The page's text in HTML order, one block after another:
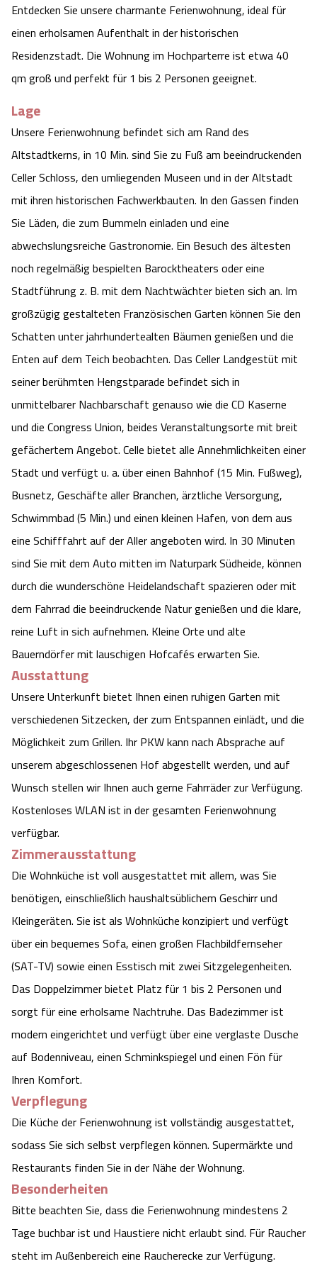
Camping
Urlaub auf dem Bauernhof
Last Minute
Anreise
Kataloge
Shop
Angebote
Kontakt
Reiten
Kutschen
Tiere
HeideSpezialitäten
Unterkünfte
Naturhotels
Urlaub auf dem Bauernhof
Landschaftsführungen
Veranstaltungen
Wildpark Schwarze Berge
Snow World Bispingen
Ralf Schumacher Kart & Bowl
Das verrückte Haus
Battle Kart Bispingen
Adventure District Bispingen
Unterkünfte
Ausflugsziele
Shopping Celle
Kulinarisches Celle
Veranstaltungen & Führungen Celle
Entdecken Sie unsere charmante Ferienwohnung, ideal für
einen erholsamen Aufenthalt in der historischen
Residenzstadt. Die Wohnung im Hochparterre ist etwa 40
qm groß und perfekt für 1 bis 2 Personen geeignet.
Lage
Unsere Ferienwohnung befindet sich am Rand des
Altstadtkerns, in 10 Min. sind Sie zu Fuß am beeindruckenden
Celler Schloss, den umliegenden Museen und in der Altstadt
mit ihren historischen Fachwerkbauten. In den Gassen finden
Sie Läden, die zum Bummeln einladen und eine
abwechslungsreiche Gastronomie. Ein Besuch des ältesten
noch regelmäßig bespielten Barocktheaters oder eine
Stadtführung z. B. mit dem Nachtwächter bieten sich an. Im
großzügig gestalteten Französischen Garten können Sie den
Schatten unter jahrhundertealten Bäumen genießen und die
Enten auf dem Teich beobachten. Das Celler Landgestüt mit
seiner berühmten Hengstparade befindet sich in
unmittelbarer Nachbarschaft genauso wie die CD Kaserne
und die Congress Union, beides Veranstaltungsorte mit breit
gefächertem Angebot. Celle bietet alle Annehmlichkeiten einer
Stadt und verfügt u. a. über einen Bahnhof (15 Min. Fußweg),
Busnetz, Geschäfte aller Branchen, ärztliche Versorgung,
Schwimmbad (5 Min.) und einen kleinen Hafen, von dem aus
eine Schifffahrt auf der Aller angeboten wird. In 30 Minuten
sind Sie mit dem Auto mitten im Naturpark Südheide, können
durch die wunderschöne Heidelandschaft spazieren oder mit
dem Fahrrad die beeindruckende Natur genießen und die klare,
reine Luft in sich aufnehmen. Kleine Orte und alte
Bauerndörfer mit lauschigen Hofcafés erwarten Sie.
Ausstattung
Unsere Unterkunft bietet Ihnen einen ruhigen Garten mit
verschiedenen Sitzecken, der zum Entspannen einlädt, und die
Möglichkeit zum Grillen. Ihr PKW kann nach Absprache auf
unserem abgeschlossenen Hof abgestellt werden, und auf
Wunsch stellen wir Ihnen auch gerne Fahrräder zur Verfügung.
Kostenloses WLAN ist in der gesamten Ferienwohnung
verfügbar.
Zimmerausstattung
Die Wohnküche ist voll ausgestattet mit allem, was Sie
benötigen, einschließlich haushaltsüblichem Geschirr und
Kleingeräten. Sie ist als Wohnküche konzipiert und verfügt
über ein bequemes Sofa, einen großen Flachbildfernseher
(SAT-TV) sowie einen Esstisch mit zwei Sitzgelegenheiten.
Das Doppelzimmer bietet Platz für 1 bis 2 Personen und
sorgt für eine erholsame Nachtruhe. Das Badezimmer ist
modern eingerichtet und verfügt über eine verglaste Dusche
auf Bodenniveau, einen Schminkspiegel und einen Fön für
Ihren Komfort.
Verpflegung
Die Küche der Ferienwohnung ist vollständig ausgestattet,
sodass Sie sich selbst verpflegen können. Supermärkte und
Restaurants finden Sie in der Nähe der Wohnung.
Besonderheiten
Bitte beachten Sie, dass die Ferienwohnung mindestens 2
Tage buchbar ist und Haustiere nicht erlaubt sind. Für Raucher
steht im Außenbereich eine Raucherecke zur Verfügung.